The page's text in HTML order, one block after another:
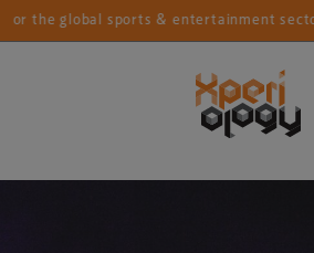
global sports & entertainment sectors....
Main Navigation